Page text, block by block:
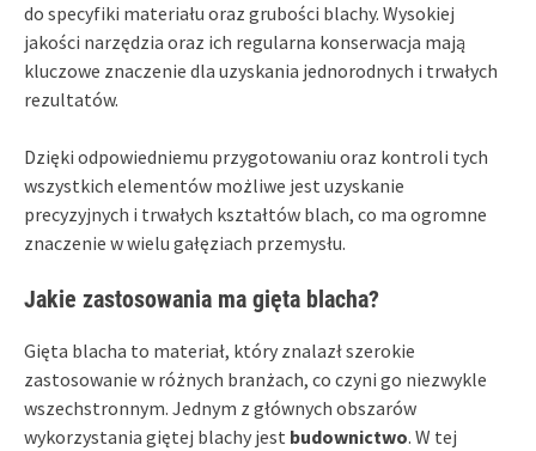
do specyfiki materiału oraz grubości blachy. Wysokiej
jakości narzędzia oraz ich regularna konserwacja mają
kluczowe znaczenie dla uzyskania jednorodnych i trwałych
rezultatów.
Dzięki odpowiedniemu przygotowaniu oraz kontroli tych
wszystkich elementów możliwe jest uzyskanie
precyzyjnych i trwałych kształtów blach, co ma ogromne
znaczenie w wielu gałęziach przemysłu.
Jakie zastosowania ma gięta blacha?
Gięta blacha to materiał, który znalazł szerokie
zastosowanie w różnych branżach, co czyni go niezwykle
wszechstronnym. Jednym z głównych obszarów
wykorzystania giętej blachy jest budownictwo. W tej